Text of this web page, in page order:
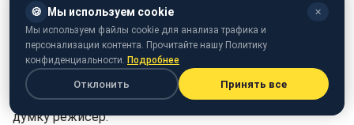
місяць, і протягом цього часу у мене було дуже багато
зустрічей на різних студіях з різними людьми. І, на
жаль, ніхто не знає про Україну абсолютно нічого. Вони
знають, звичайно, якісь політичні події, але такої
країни як Україна в кінобізнесі не існує", - висловив
думку режисер.
🍪 Мы используем cookie ✕
Мы используем файлы cookie для анализа трафика и
персонализации контента. Прочитайте нашу Политику
конфиденциальности. Подробнее
Отклонить Принять все